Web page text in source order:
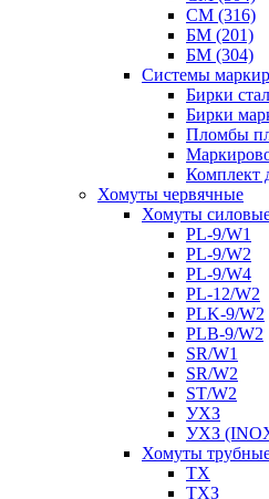
СМ (316)
БМ (201)
БМ (304)
Системы
Бирки
Бирки
Пломбы
Комплект
Хомуты червячные
Хомуты
PL-9/W1
PL-9/W2
PL-9/W4
PL-12/W2
PLK-9/W2
PLB-9/W2
SR/W1
SR/W2
ST/W2
УХЗ
УХЗ
Хомуты
ТХ
ТХЗ